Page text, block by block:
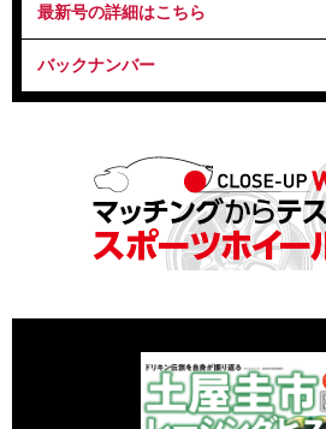
最新号の詳細はこちら
バックナンバー